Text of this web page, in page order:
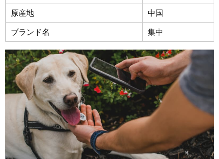
原産地
中国
ブランド名
集中